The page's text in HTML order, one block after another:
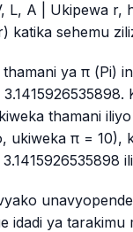
L, A | Ukipewa r,
katika sehemu
ya π (Pi)
thamani
ukiweka π = 10),
idadi ya